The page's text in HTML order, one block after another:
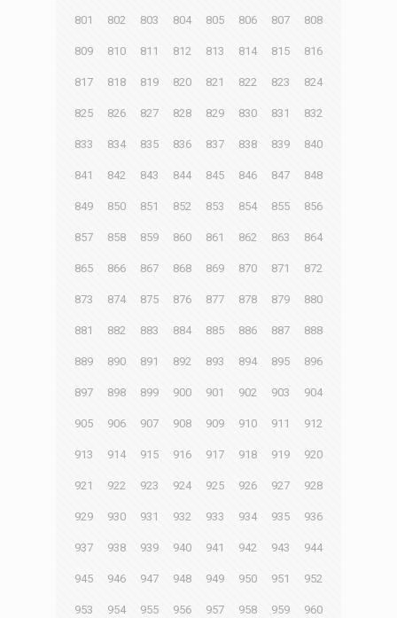
801 802 803 804 805 806 807 808
809 810 811 812 813 814 815 816
817 818 819 820 821 822 823 824
825 826 827 828 829 830 831 832
833 834 835 836 837 838 839 840
841 842 843 844 845 846 847 848
849 850 851 852 853 854 855 856
857 858 859 860 861 862 863 864
865 866 867 868 869 870 871 872
873 874 875 876 877 878 879 880
881 882 883 884 885 886 887 888
889 890 891 892 893 894 895 896
897 898 899 900 901 902 903 904
905 906 907 908 909 910 911 912
913 914 915 916 917 918 919 920
921 922 923 924 925 926 927 928
929 930 931 932 933 934 935 936
937 938 939 940 941 942 943 944
945 946 947 948 949 950 951 952
953 954 955 956 957 958 959 960